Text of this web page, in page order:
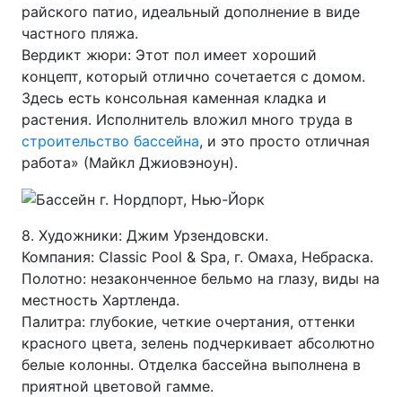
райского патио, идеальный дополнение в виде
частного пляжа.
Вердикт жюри: Этот пол имеет хороший
концепт, который отлично сочетается с домом.
Здесь есть консольная каменная кладка и
растения. Исполнитель вложил много труда в
строительство бассейна, и это просто отличная
работа» (Майкл Джиовэноун).
8. Художники: Джим Урзендовски.
Компания: Classic Pool & Spa, г. Омаха, Небраска.
Полотно: незаконченное бельмо на глазу, виды на
местность Хартленда.
Палитра: глубокие, четкие очертания, оттенки
красного цвета, зелень подчеркивает абсолютно
белые колонны. Отделка бассейна выполнена в
приятной цветовой гамме.